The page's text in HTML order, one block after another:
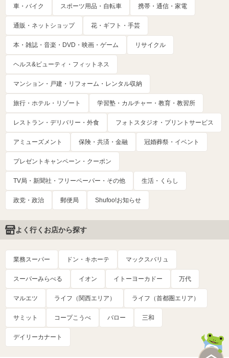
車・バイク スポーツ用品・自転車 携帯・通信・家電
通販・ネットショップ 花・ギフト・手芸
本・雑誌・音楽・DVD・映画・ゲーム リサイクル
ヘルス&ビューティ・フィットネス
マンション・戸建・リフォーム・レンタル収納
旅行・ホテル・リゾート 学習塾・カルチャー・教育・教習所
レストラン・デリバリー・外食 フォトスタジオ・プリントサービス
アミューズメント 保険・共済・金融 冠婚葬祭・イベント
プレゼントキャンペーン・クーポン
TV局・新聞社・フリーペーパー・その他 生活・くらし
政党・政治 郵便局 Shufoo!お知らせ
よく行くお店から探す
業務スーパー ドン・キホーテ マックスバリュ
スーパーみらべる イオン イトーヨーカドー 万代
マルエツ ライフ（関西エリア） ライフ（首都圏エリア）
サミット コープこうべ バロー 三和
デイリーカナート